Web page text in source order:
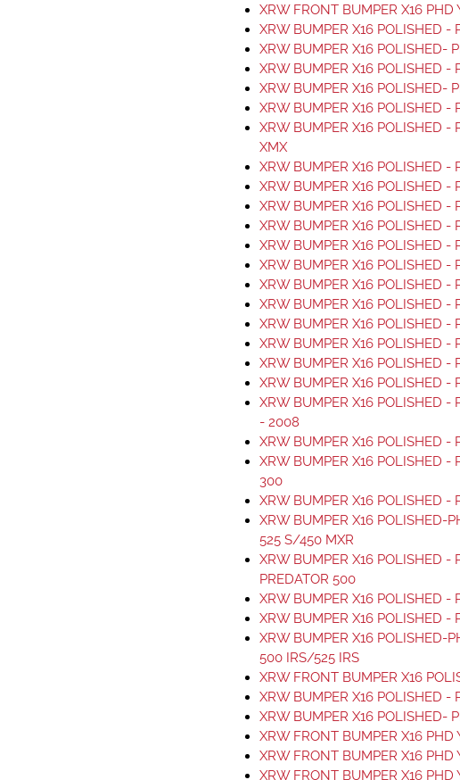
XRW FRONT BUMPER X16
XRW BUMPER X16 POLISHED
XRW BUMPER X16 POLISHED-
XRW BUMPER X16 POLISHED
XRW BUMPER X16 POLISHED-
XRW BUMPER X16 POLISHED
XRW BUMPER X16 POLISHED
XMX
XRW BUMPER X16 POLISHED
XRW BUMPER X16 POLISHED
XRW BUMPER X16 POLISHED
XRW BUMPER X16 POLISHED
XRW BUMPER X16 POLISHED -
XRW BUMPER X16 POLISHED
XRW BUMPER X16 POLISHED
XRW BUMPER X16 POLISHED
XRW BUMPER X16 POLISHED -
XRW BUMPER X16 POLISHED
XRW BUMPER X16 POLISHED
XRW BUMPER X16 POLISHED
XRW BUMPER X16 POLISHED
- 2008
XRW BUMPER X16 POLISHED
XRW BUMPER X16 POLISHED -
300
XRW BUMPER X16 POLISHED
XRW BUMPER X16 POLISHED-
525 S/450 MXR
XRW BUMPER X16 POLISHED -
PREDATOR 500
XRW BUMPER X16 POLISHED
XRW BUMPER X16 POLISHED
XRW BUMPER X16 POLISHED-
500 IRS/525 IRS
XRW FRONT BUMPER X16
XRW BUMPER X16 POLISHED
XRW BUMPER X16 POLISHED-
XRW FRONT BUMPER X16
XRW FRONT BUMPER X16
XRW FRONT BUMPER X16